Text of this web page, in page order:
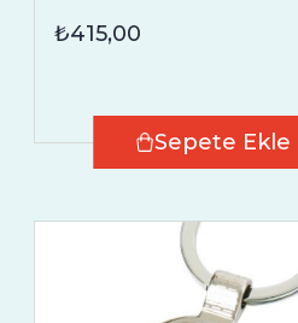
₺415,00
Sepete Ekle